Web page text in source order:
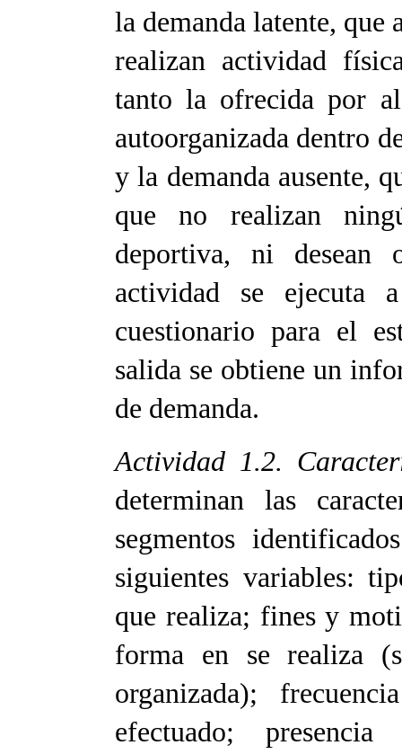
la demanda latente, que
realizan actividad
tanto la ofrecida por
autoorganizada dentro
y la demanda ausente,
que no realizan
deportiva, ni desean
actividad se ejecuta
cuestionario para el
salida se obtiene un
de demanda.
Actividad 1.2.
determinan las
segmentos
siguientes variables:
que realiza; fines y
forma en se realiza
organizada);
efectuado;